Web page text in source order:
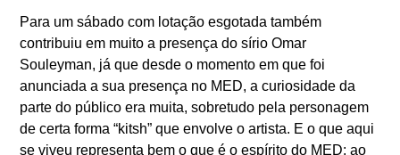
Para um sábado com lotação esgotada também
contribuiu em muito a presença do sírio Omar
Souleyman, já que desde o momento em que foi
anunciada a sua presença no MED, a curiosidade da
parte do público era muita, sobretudo pela personagem
de certa forma “kitsh” que envolve o artista. E o que aqui
se viveu representa bem o que é o espírito do MED: ao